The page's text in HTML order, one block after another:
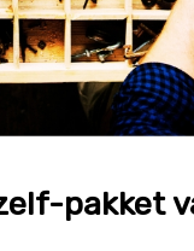
pakket